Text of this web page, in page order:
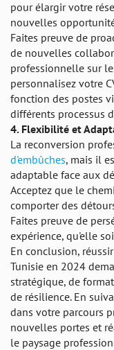
pour élargir votre
nouvelles
Faites preuve de
de nouvelles
professionnelle sur
personnalisez votre
fonction des postes
différents processus
4. Flexibilité et
La reconversion
d'embûches, mais il
adaptable face aux
Acceptez que le
comporter des
Faites preuve de
expérience, qu'elle
En conclusion,
Tunisie en 2024
stratégique, de
de résilience. En
dans votre parcours
nouvelles portes et
le paysage